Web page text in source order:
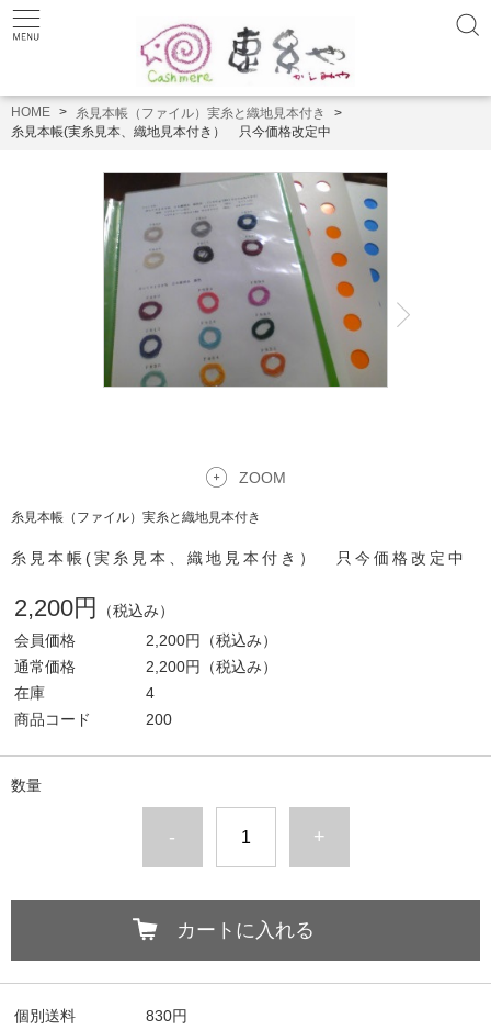
HOME
糸見本帳（ファイル）実糸と織地見本付き
糸見本帳(実糸見本、織地見本付き） 只今価格改定中
ZOOM
糸見本帳（ファイル）実糸と織地見本付き
糸見本帳(実糸見本、織地見本付き） 只今価格改定中
2,200円
（税込み）
会員価格
2,200円
（税込み）
通常価格
2,200円
（税込み）
在庫
4
商品コード
200
数量
- +
カートに入れる
個別送料 830円